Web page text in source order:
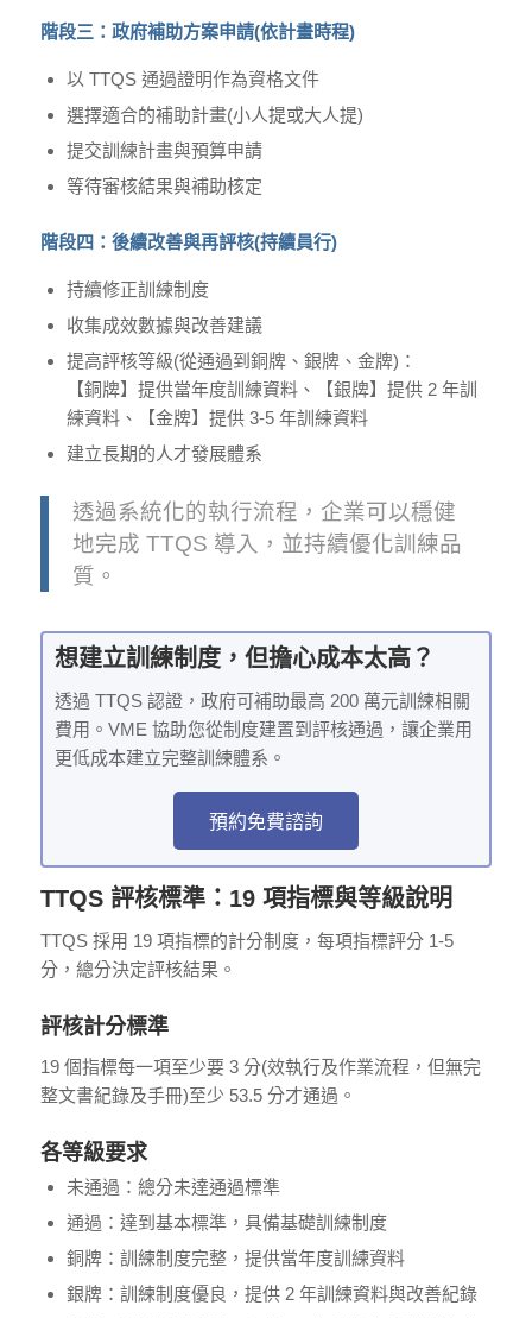
階段三：政府補助方案申請(依計畫時程)
以 TTQS 通過證明作為資格文件
選擇適合的補助計畫(小人提或大人提)
提交訓練計畫與預算申請
等待審核結果與補助核定
階段四：後續改善與再評核(持續員行)
持續修正訓練制度
收集成效數據與改善建議
提高評核等級(從通過到銅牌、銀牌、金牌)：
【銅牌】提供當年度訓練資料、【銀牌】提供 2 年訓
練資料、【金牌】提供 3-5 年訓練資料
建立長期的人才發展體系
透過系統化的執行流程，企業可以穩健
地完成 TTQS 導入，並持續優化訓練品
質。
想建立訓練制度，但擔心成本太高？
透過 TTQS 認證，政府可補助最高 200 萬元訓練相關
費用。VME 協助您從制度建置到評核通過，讓企業用
更低成本建立完整訓練體系。
預約免費諮詢
TTQS 評核標準：19 項指標與等級說明
TTQS 採用 19 項指標的計分制度，每項指標評分 1-5
分，總分決定評核結果。
評核計分標準
19 個指標每一項至少要 3 分(效執行及作業流程，但無完
整文書紀錄及手冊)至少 53.5 分才通過。
各等級要求
未通過：總分未達通過標準
通過：達到基本標準，具備基礎訓練制度
銅牌：訓練制度完整，提供當年度訓練資料
銀牌：訓練制度優良，提供 2 年訓練資料與改善紀錄